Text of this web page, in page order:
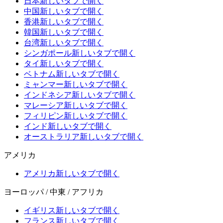
中国新しいタブで開く
香港新しいタブで開く
韓国新しいタブで開く
台湾新しいタブで開く
シンガポール新しいタブで開く
タイ 新しいタブで開く
ベトナム新しいタブで開く
ミャンマー新しいタブで開く
インドネシア新しいタブで開く
マレーシア新しいタブで開く
フィリピン新しいタブで開く
インド新しいタブで開く
オーストラリア新しいタブで開く
アメリカ
アメリカ新しいタブで開く
ヨーロッパ / 中東 / アフリカ
イギリス新しいタブで開く
フランス新しいタブで開く